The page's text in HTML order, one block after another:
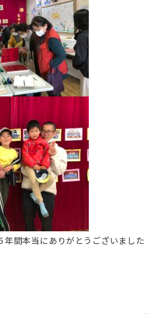
年間本当にありがとうございました